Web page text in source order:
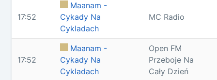
17:52
Maanam -
Cykady Na
Cykladach
MC Radio
17:52
Maanam -
Cykady Na
Cykladach
Open FM
Przeboje Na
Cały Dzień